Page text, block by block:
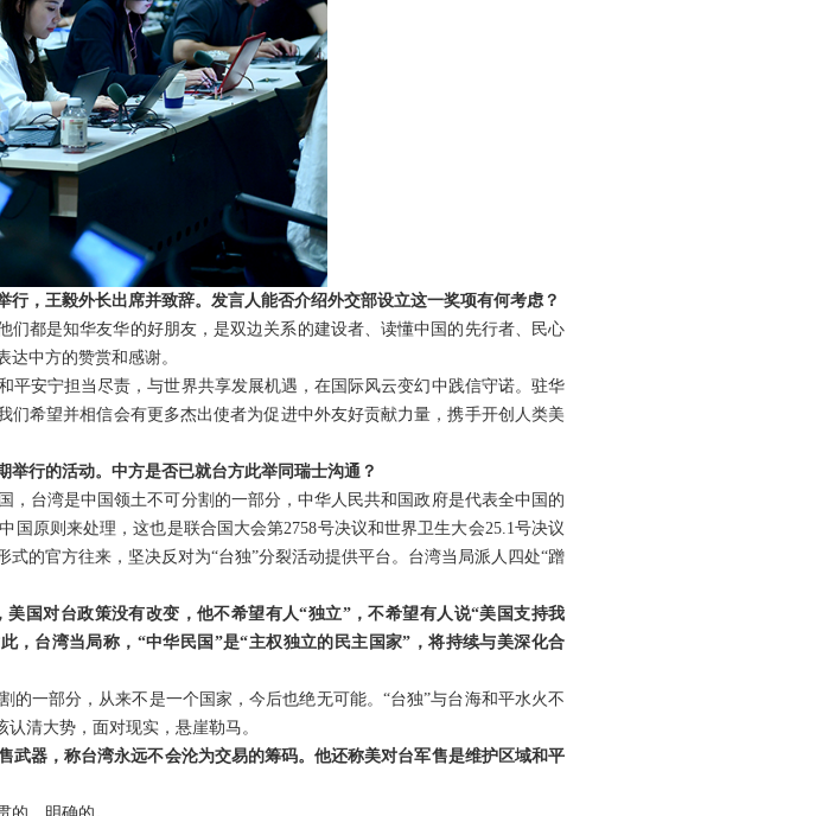
，王毅外长出席并致辞。发言人能否介绍外交部设立这一奖项有何考虑？
们都是知华友华的好朋友，是双边关系的建设者、读懂中国的先行者、民心
中方的赞赏和感谢。
安宁担当尽责，与世界共享发展机遇，在国际风云变幻中践信守诺。驻华
希望并相信会有更多杰出使者为促进中外友好贡献力量，携手开创人类美
行的活动。中方是否已就台方此举同瑞士沟通？
台湾是中国领土不可分割的一部分，中华人民共和国政府是代表全中国的
原则来处理，这也是联合国大会第2758号决议和世界卫生大会25.1号决议
的官方往来，坚决反对为“台独”分裂活动提供平台。台湾当局派人四处“蹭
国对台政策没有改变，他不希望有人“独立”，不希望有人说“美国支持我
，台湾当局称，“中华民国”是“主权独立的民主国家”，将持续与美深化合
一部分，从来不是一个国家，今后也绝无可能。“台独”与台海和平水火不
清大势，面对现实，悬崖勒马。
武器，称台湾永远不会沦为交易的筹码。他还称美对台军售是维护区域和平